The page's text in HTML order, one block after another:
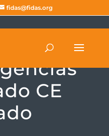
fidas@fidas.org
CE